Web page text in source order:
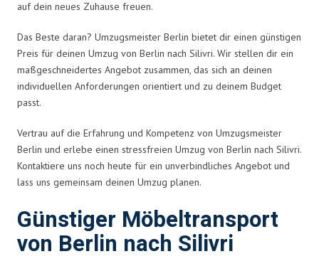
auf dein neues Zuhause freuen.
Das Beste daran? Umzugsmeister Berlin bietet dir einen günstigen
Preis für deinen Umzug von Berlin nach Silivri. Wir stellen dir ein
maßgeschneidertes Angebot zusammen, das sich an deinen
individuellen Anforderungen orientiert und zu deinem Budget
passt.
Vertrau auf die Erfahrung und Kompetenz von Umzugsmeister
Berlin und erlebe einen stressfreien Umzug von Berlin nach Silivri.
Kontaktiere uns noch heute für ein unverbindliches Angebot und
lass uns gemeinsam deinen Umzug planen.
Günstiger Möbeltransport
von Berlin nach Silivri